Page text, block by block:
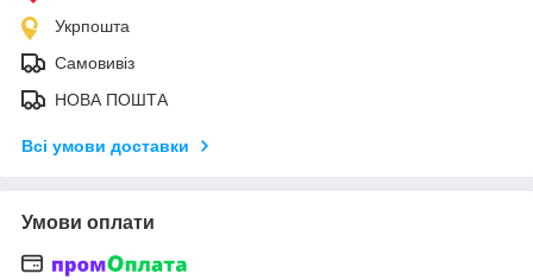
Укрпошта
Самовивіз
НОВА ПОШТА
Всі умови доставки
Умови оплати